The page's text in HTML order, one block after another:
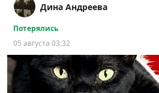
Дина Андреева
Потерялись
05 августа 03:32